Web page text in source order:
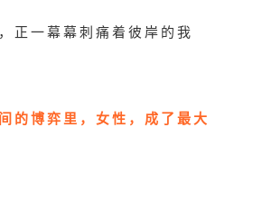
正一幕幕刺痛着彼岸的我
的博弈里，女性，成了最大